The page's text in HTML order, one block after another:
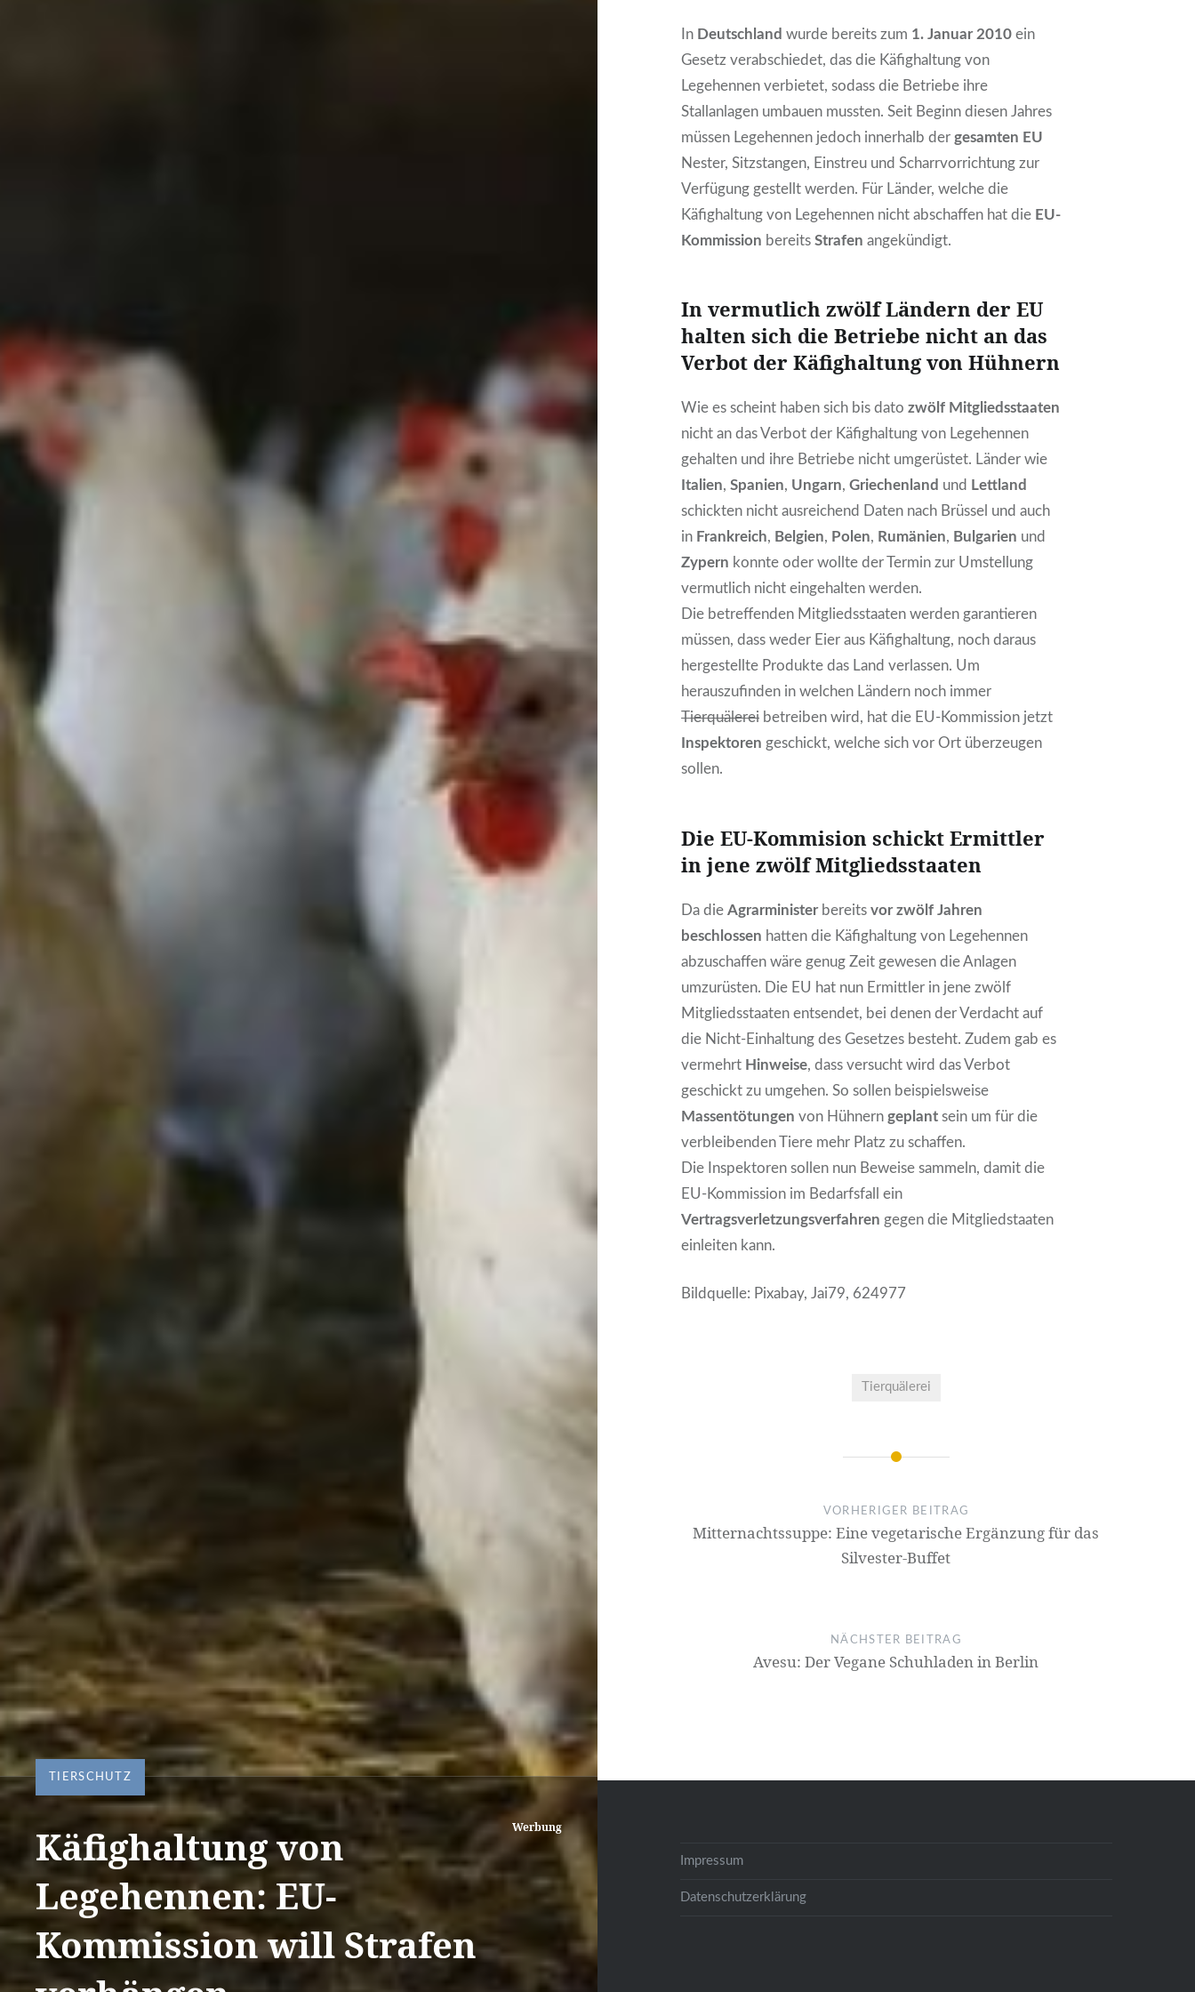
TIERSCHUTZ
Käfighaltung von
Legehennen: EU-
Kommission will Strafen
Werbung
In Deutschlandwurde bereits zum 1. Januar 2010 ein
Gesetz verabschiedet, das die Käfighaltung von
Legehennen verbietet, sodass die Betriebe ihre
Stallanlagen umbauen mussten. Seit Beginn diesen Jahres
müssen Legehennen jedoch innerhalb dergesamten EU
Nester, Sitzstangen, Einstreu und Scharrvorrichtung zur
Verfügung gestellt werden. Für Länder, welche die
Käfighaltung von Legehennen nicht abschaffen hat die EU-
Kommission bereitsStrafenangekündigt.
In vermutlich zwölf Ländern der EU
halten sich die Betriebe nicht an das
Verbot der Käfighaltung von Hühnern
Wie es scheint haben sich bis datozwölf Mitgliedsstaaten
nicht an das Verbot der Käfighaltung von Legehennen
gehalten und ihre Betriebe nicht umgerüstet. Länder wie
Italien,Spanien, Ungarn,Griechenland und Lettland
schickten nicht ausreichend Daten nach Brüssel und auch
in Frankreich, Belgien, Polen, Rumänien, Bulgarien und
Zypern konnte oder wollte der Termin zur Umstellung
vermutlich nicht eingehalten werden.
Die betreffenden Mitgliedsstaaten werden garantieren
müssen, dass weder Eier aus Käfighaltung, noch daraus
hergestellte Produkte das Land verlassen. Um
herauszufinden in welchen Ländern noch immer
Tierquälerei betreiben wird, hat die EU-Kommission jetzt
Inspektoren geschickt, welche sich vor Ort überzeugen
sollen.
Die EU-Kommision schickt Ermittler
in jene zwölf Mitgliedsstaaten
Da dieAgrarminister bereitsvor zwölf Jahren
beschlossen hatten die Käfighaltung von Legehennen
abzuschaffen wäre genug Zeit gewesen die Anlagen
umzurüsten. Die EU hat nun Ermittler in jene zwölf
Mitgliedsstaaten entsendet, bei denen der Verdacht auf
die Nicht-Einhaltung des Gesetzes besteht. Zudem gab es
vermehrt Hinweise, dass versucht wird das Verbot
geschickt zu umgehen. So sollen beispielsweise
Massentötungenvon Hühnerngeplantsein um für die
verbleibenden Tiere mehr Platz zu schaffen.
Die Inspektoren sollen nun Beweise sammeln, damit die
EU-Kommission im Bedarfsfall ein
Vertragsverletzungsverfahren gegen die Mitgliedstaaten
einleiten kann.
Bildquelle: Pixabay, Jai79, 624977
Tierquälerei
Beitrags-
Navigation
VORHERIGER BEITRAG
Mitternachtssuppe: Eine vegetarische Ergänzung für das
Silvester-Buffet
NÄCHSTER BEITRAG
Avesu: Der Vegane Schuhladen in Berlin
Impressum
Datenschutzerklärung